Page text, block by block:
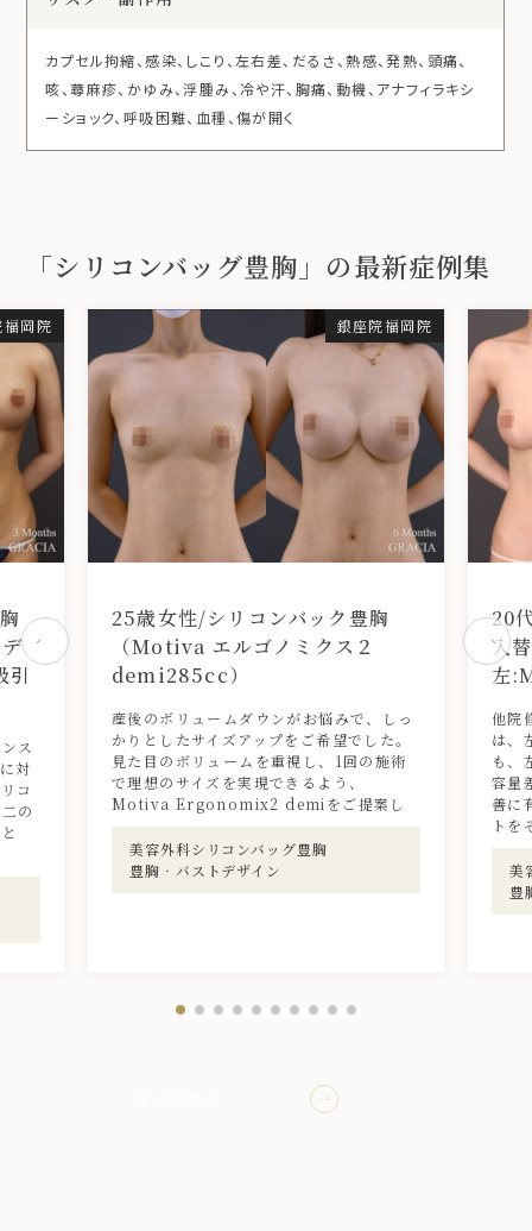
カプセル拘縮、感染、しこり、左右差、だるさ、熱感、発熱、頭痛、
咳、蕁麻疹、かゆみ、浮腫み、冷や汗、胸痛、動機、アナフィラキシ
ーショック、呼吸困難、血種、傷が開く
「シリコンバッグ豊胸」の最新症例集
福岡院
引
ス
対
コ
の
銀座院福岡院
25歳女性/シリコンバック豊胸
（Motiva エルゴノミクス２
demi285cc）
産後のボリュームダウンがお悩みで、しっ
かりとしたサイズアップをご希望でした。
見た目のボリュームを重視し、1回の施術
で理想のサイズを実現できるよう、
Motiva Ergonomix2 demiをご提案し
美容外科シリコンバッグ豊胸
豊胸‧バストデザイン
20
入
左
他院
は、
も、
容量
善に
トを
美
豊